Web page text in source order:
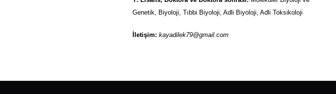
Genetik, Biyoloji, Tıbbi Biyoloji, Adli Biyoloji, Adli Toksikoloji
İletişim: kayadilek79@gmail.com